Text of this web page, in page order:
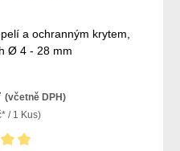
a ochranným krytem,
Ø 4 - 28 mm
(včetně DPH)
/ 1 Kus)